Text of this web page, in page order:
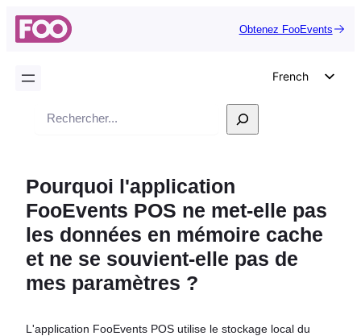
Obtenez FooEvents
French
Italian
Portuguese
Polish
Recherche
Pourquoi l'application
FooEvents POS ne met-elle pas
les données en mémoire cache
et ne se souvient-elle pas de
mes paramètres ?
L'application FooEvents POS utilise le stockage local du